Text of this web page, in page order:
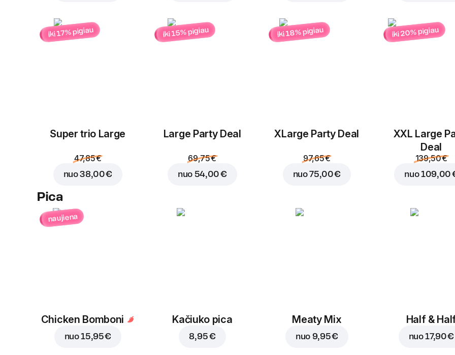
iki 17% pigiau
Super trio Large
47,85 €
nuo38,00 €
iki 15% pigiau
Large Party Deal
69,75 €
nuo 54,00 €
iki 18% pigiau
ХLarge Party Deal
97,65 €
nuo75,00 €
iki 20% pigiau
XXL Large
Deal
139,50 €
nuo 109,00
Pica
naujiena
Chicken Bomboni
nuo15,95 €
Kačiuko pica
8,95 €
Meaty Mix
nuo 9,95 €
Half &
nuo17,90 €